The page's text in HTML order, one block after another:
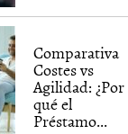
Comparativa
Costes vs
Agilidad: ¿Por
qué el
Préstamo...